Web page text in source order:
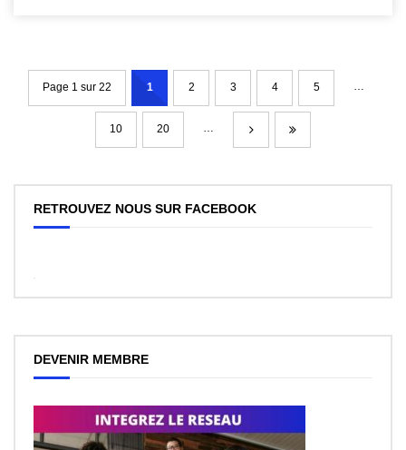
Page 1 sur 22 1 2 3 4 5
10 20
RETROUVEZ NOUS SUR FACEBOOK
WordPress
DEVENIR MEMBRE